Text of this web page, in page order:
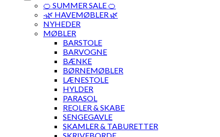
🍊 SUMMER SALE 🍊
·🌿 HAVEMØBLER 🌿
NYHEDER
MØBLER
BARSTOLE
BARVOGNE
BÆNKE
BØRNEMØBLER
LÆNESTOLE
HYLDER
PARASOL
REOLER & SKABE
SENGEGAVLE
SKAMLER & TABURETTER